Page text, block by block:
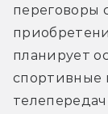
переговоры
планирует
спортивные